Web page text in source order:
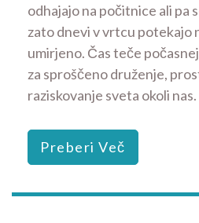
odhajajo na počitnice ali pa
zato dnevi v vrtcu potekajo
umirjeno. Čas teče
za sproščeno druženje,
raziskovanje sveta okoli
Preberi Več